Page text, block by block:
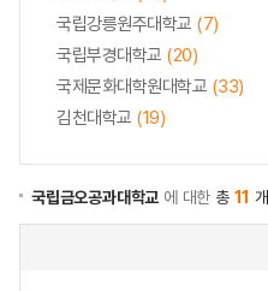
국립강릉원주대학교 (7)
국립부경대학교 (20)
국제문화대학원대학교 (33)
김천대학교 (19)
국립금오공과대학교 에 대한 총 11 개